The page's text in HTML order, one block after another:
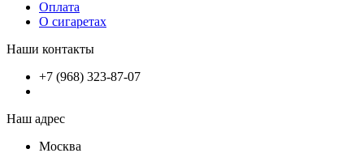
Оплата
О сигаретах
Наши контакты
+7 (968) 323-87-07
Наш адрес
Москва